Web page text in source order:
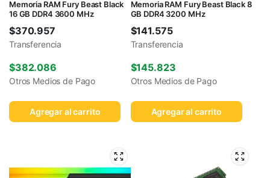
Memoria RAM Fury Beast Black
16 GB DDR4 3600 MHz
$370.957
Transferencia
$382.086
Otros Medios de Pago
Agregar al carrito
Memoria RAM Fury Beast Black 8
GB DDR4 3200 MHz
$141.575
Transferencia
$145.823
Otros Medios de Pago
Agregar al carrito